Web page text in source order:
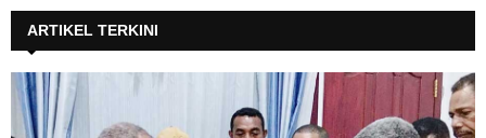
ARTIKEL TERKINI